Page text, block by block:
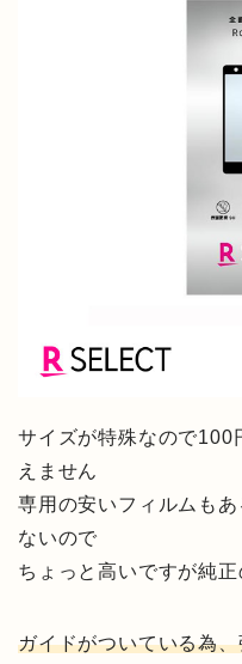
サイズが特殊なので100
えません
専用の安いフィルムも
ないので
ちょっと高いですが純
ガイドがついている為